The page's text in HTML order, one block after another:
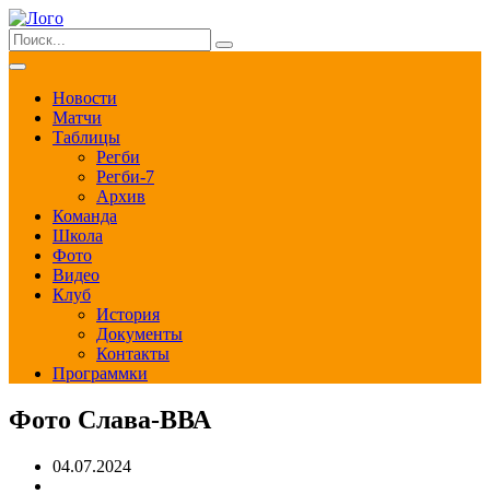
Новости
Матчи
Таблицы
Регби
Регби-7
Архив
Команда
Школа
Фото
Видео
Клуб
История
Документы
Контакты
Программки
Фото Слава-ВВА
04.07.2024